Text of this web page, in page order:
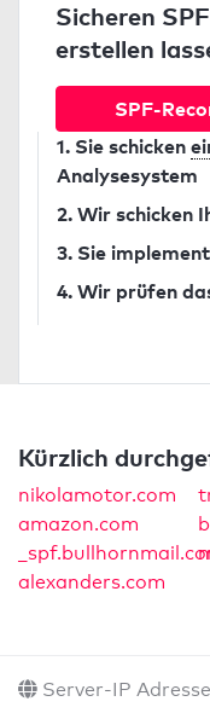
Sicheren
erstellen
SPF-
1. Sie schicken
Analysesystem
2. Wir schicken
3. Sie
4. Wir prüfen
Kürzlich
nikolamotor.com
amazon.com
alexanders.com
Server-IP Adresse